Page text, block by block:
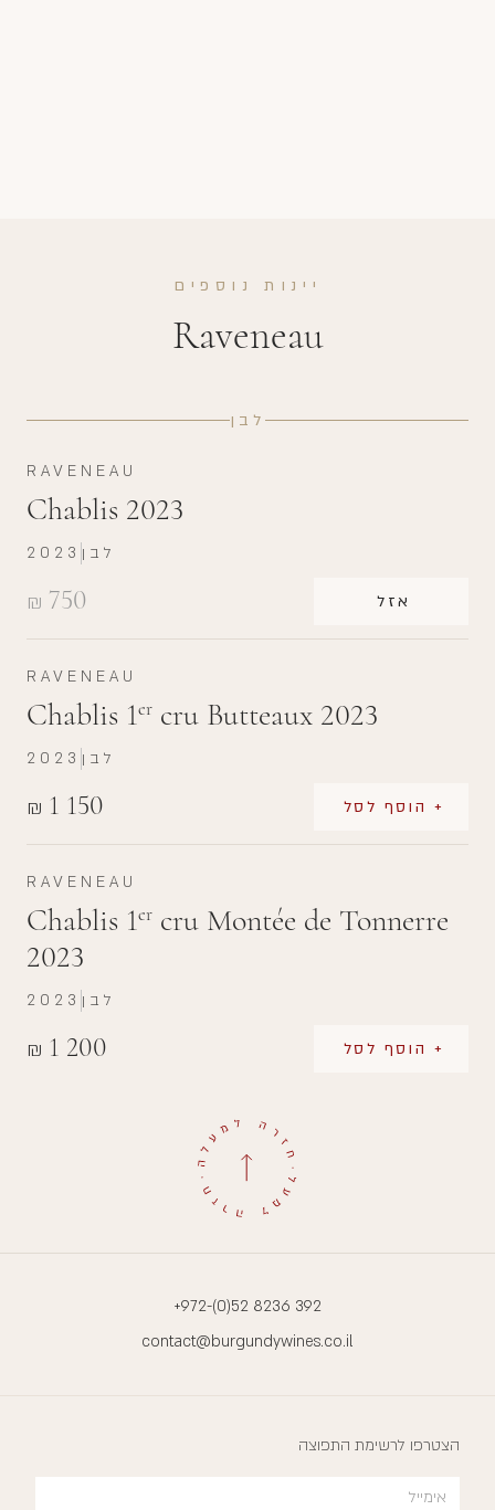
יינות נוספים
Raveneau
לבן
RAVENEAU
Chablis 2023
₪ 750 אזל
2023 לבן
RAVENEAU
Chablis 1er cru Butteaux 2023
₪ 1 150 + הוסף לסל
2023 לבן
RAVENEAU
Chablis 1er cru Montée de Tonnerre
2023
₪ 1 200 + הוסף לסל
2023 לבן
+972-(0)52 8236 392
contact@burgundywines.co.il
הצטרפו לרשימת התפוצה